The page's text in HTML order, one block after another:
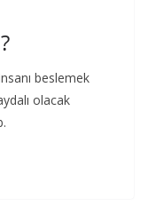
beslemek
olacak